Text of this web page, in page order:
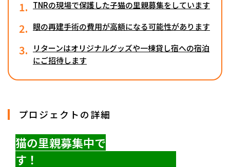
1. TNRの現場で保護した子猫の里親募集をしています
2. 眼の再建手術の費用が高額になる可能性があります
3.
リターンはオリジナルグッズや一棟貸し宿への宿泊
にご招待します
プロジェクトの詳細
猫の里親募集中で
す！